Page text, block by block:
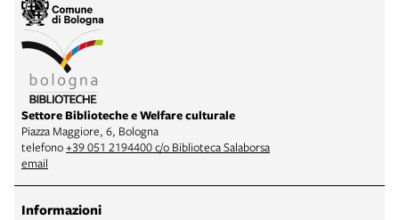
Settore Biblioteche e Welfare culturale
Piazza Maggiore, 6, Bologna
telefono+39 051 2194400 c/o Biblioteca Salaborsa
email
Informazioni